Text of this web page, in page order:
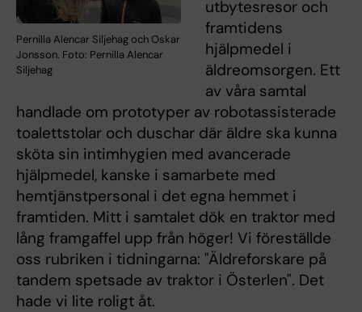
Pernilla Alencar Siljehag och Oskar
Jonsson. Foto: Pernilla Alencar
Siljehag
utbytesresor och
framtidens
hjälpmedel i
äldreomsorgen. Ett
av våra samtal
handlade om prototyper av robotassisterade
toalettstolar och duschar där äldre ska kunna
sköta sin intimhygien med avancerade
hjälpmedel, kanske i samarbete med
hemtjänstpersonal i det egna hemmet i
framtiden. Mitt i samtalet dök en traktor med
lång framgaffel upp från höger! Vi föreställde
oss rubriken i tidningarna: "Äldreforskare på
tandem spetsade av traktor i Österlen". Det
hade vi lite roligt åt.